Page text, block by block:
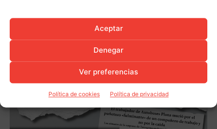
Aceptar
Denegar
Ver preferencias
Política de cookies Política de privacidad